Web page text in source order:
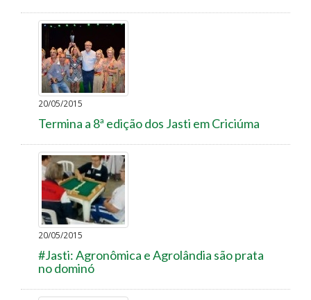
20/05/2015
Termina a 8ª edição dos Jasti em Criciúma
20/05/2015
#Jasti: Agronômica e Agrolândia são prata
no dominó